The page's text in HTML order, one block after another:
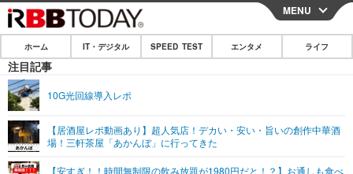
CLOSE
ホーム
IT・デジタル
ネタ
SPEED TEST
エンタメ
MENU
ホーム IT・デジタル SPEED TEST エンタメ ライフ
注目記事
10G光回線導入レポ
【居酒屋レポ動画あり】超人気店！デカい・安い・旨いの創作中華酒
場！三軒茶屋「あかんぼ」に行ってきた
【安すぎ！！時間無制限の飲み放題が1980円だと！？】お通しも食べ